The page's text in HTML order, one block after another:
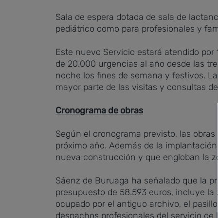
Sala de espera dotada de sala de
pediátrico como para profesionales y
Este nuevo Servicio estará atendido
de 20.000 urgencias al año desde las
noche los fines de semana y festivos.
mayor parte de las visitas y consultas
Cronograma de obras
Según el cronograma previsto, las
próximo año. Además de la
nueva construcción y que engloban la
Sáenz de Buruaga ha señalado que la
presupuesto de 58.593 euros, incluye
ocupado por el antiguo archivo, el
despachos profesionales del servicio